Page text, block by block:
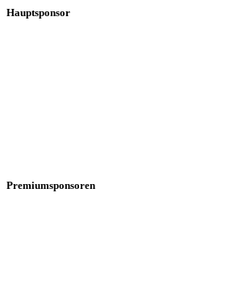
Hauptsponsor
Premiumsponsoren